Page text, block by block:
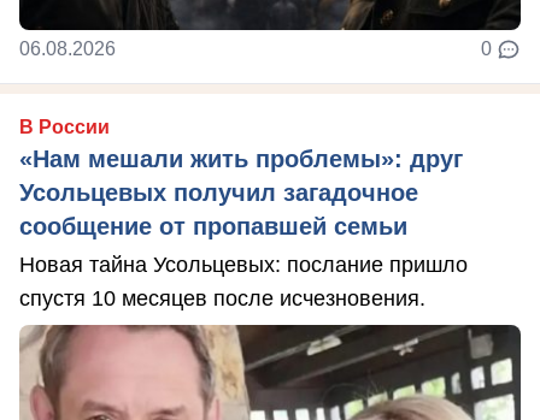
06.08.2026 0
В России
«Нам мешали жить проблемы»: друг
Усольцевых получил загадочное
сообщение от пропавшей семьи
Новая тайна Усольцевых: послание пришло
спустя 10 месяцев после исчезновения.